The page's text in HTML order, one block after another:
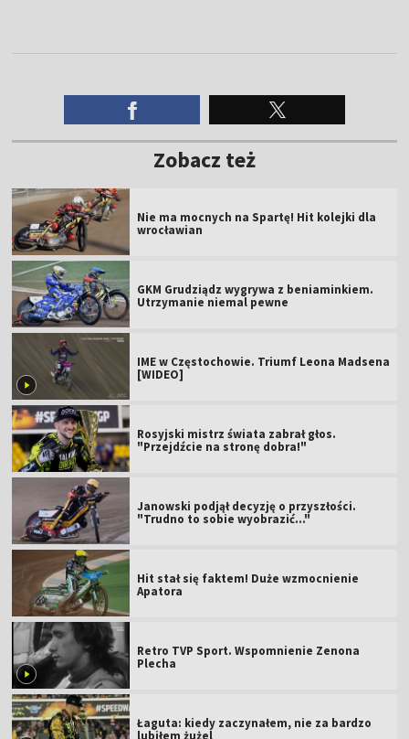
Zobacz też
Nie ma mocnych na Spartę! Hit kolejki dla
wrocławian
GKM Grudziądz wygrywa z beniaminkiem.
Utrzymanie niemal pewne
IME w Częstochowie. Triumf Leona Madsena
[WIDEO]
Rosyjski mistrz świata zabrał głos.
"Przejdźcie na stronę dobra!"
Janowski podjął decyzję o przyszłości.
"Trudno to sobie wyobrazić..."
Hit stał się faktem! Duże wzmocnienie
Apatora
Retro TVP Sport. Wspomnienie Zenona
Plecha
Łaguta: kiedy zaczynałem, nie za bardzo
lubiłem żużel